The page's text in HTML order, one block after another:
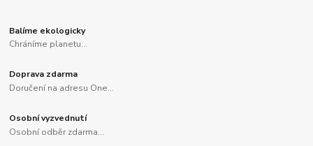
Balíme ekologicky
Chráníme planetu...
Doprava zdarma
Doručení na adresu One...
Osobní vyzvednutí
Osobní odběr zdarma...